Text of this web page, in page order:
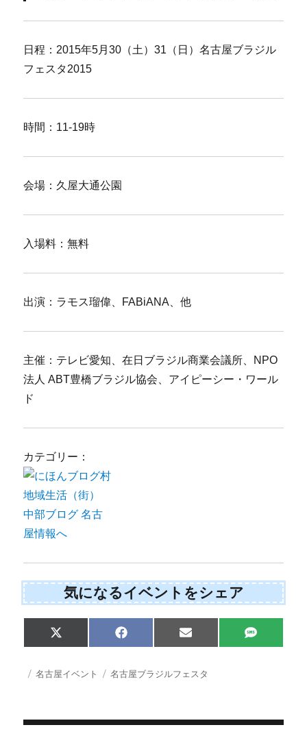
日程：2015年5月30（土）31（日）名古屋ブラジル
フェスタ2015
時間：11-19時
会場：久屋大通公園
入場料：無料
出演：ラモス瑠偉、FABiANA、他
主催：テレビ愛知、在日ブラジル商業会議所、NPO
法人 ABT豊橋ブラジル協会、アイピーシー・ワール
ド
カテゴリー：
気になるイベントをシェア
Share
on
X
(
w
i
r
Share
on
F
a
e
b
Share
on
E
m
i
l
Share
on
S
M
投 カ
名古屋イベント
タ
名古屋ブラジルフェスタ